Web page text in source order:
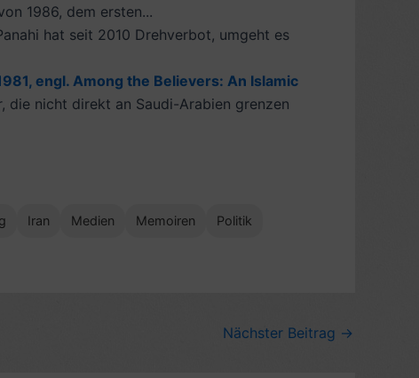
1986, dem ersten...
hat seit 2010 Drehverbot, umgeht es
engl. Among the Believers: An Islamic
die nicht direkt an Saudi-Arabien grenzen
Iran Medien Memoiren Politik
Nächster Beitrag →